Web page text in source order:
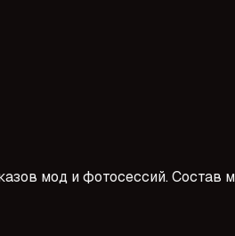
мод и фотосессий. Состав